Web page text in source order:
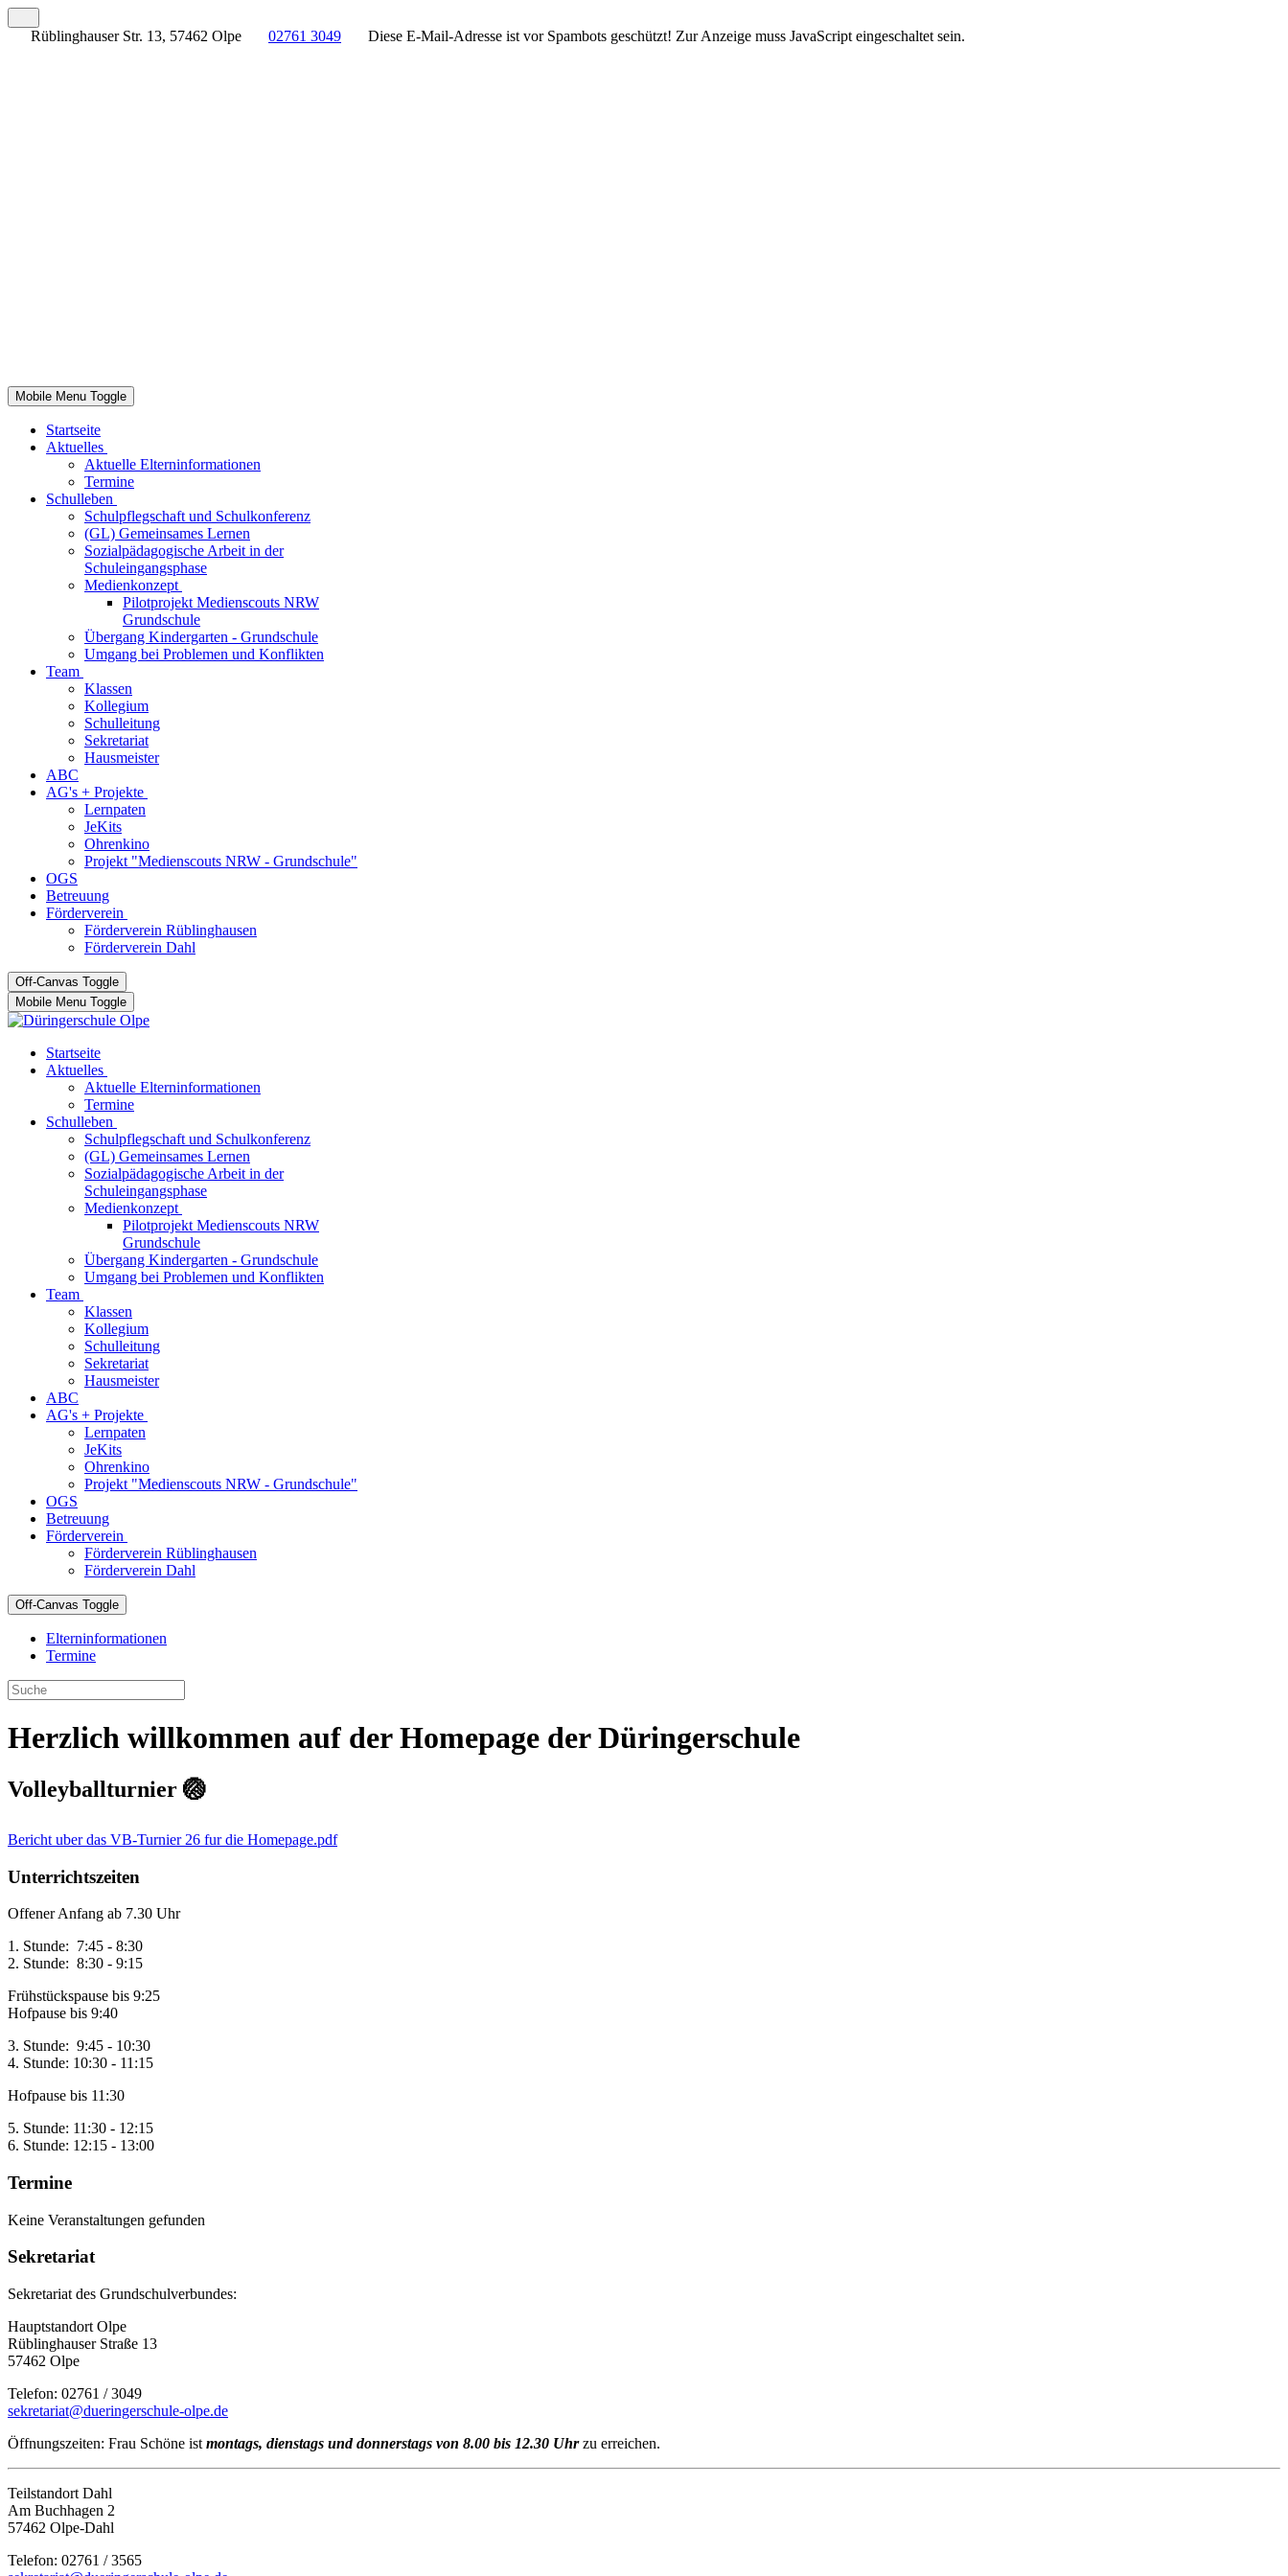
Rüblinghauser Str. 13, 57462 Olpe 02761 3049 Diese E-Mail-Adresse ist vor Spambots geschützt! Zur Anzeige muss JavaScript eingeschaltet sein.
Mobile Menu Toggle
Startseite
Aktuelles
Aktuelle Elterninformationen
Termine
Schulleben
Schulpflegschaft und Schulkonferenz
(GL) Gemeinsames Lernen
Sozialpädagogische Arbeit in der
Schuleingangsphase
Medienkonzept
Pilotprojekt Medienscouts NRW
Grundschule
Übergang Kindergarten - Grundschule
Umgang bei Problemen und Konflikten
Team
Klassen
Kollegium
Schulleitung
Sekretariat
Hausmeister
ABC
AG's + Projekte
Lernpaten
JeKits
Ohrenkino
Projekt "Medienscouts NRW - Grundschule"
OGS
Betreuung
Förderverein
Förderverein Rüblinghausen
Förderverein Dahl
Off-Canvas Toggle
Mobile Menu Toggle
Startseite
Aktuelles
Aktuelle Elterninformationen
Termine
Schulleben
Schulpflegschaft und Schulkonferenz
(GL) Gemeinsames Lernen
Sozialpädagogische Arbeit in der
Schuleingangsphase
Medienkonzept
Pilotprojekt Medienscouts NRW
Grundschule
Übergang Kindergarten - Grundschule
Umgang bei Problemen und Konflikten
Team
Klassen
Kollegium
Schulleitung
Sekretariat
Hausmeister
ABC
AG's + Projekte
Lernpaten
JeKits
Ohrenkino
Projekt "Medienscouts NRW - Grundschule"
OGS
Betreuung
Förderverein
Förderverein Rüblinghausen
Förderverein Dahl
Off-Canvas Toggle
Elterninformationen
Termine
Herzlich willkommen auf der Homepage der Düringerschule
Volleyballturnier 🏐
Bericht uber das VB-Turnier 26 fur die Homepage.pdf
Unterrichtszeiten
Offener Anfang ab 7.30 Uhr
1. Stunde: 7:45 - 8:30
2. Stunde: 8:30 - 9:15
Frühstückspause bis 9:25
Hofpause bis 9:40
3. Stunde: 9:45 - 10:30
4. Stunde: 10:30 - 11:15
Hofpause bis 11:30
5. Stunde: 11:30 - 12:15
6. Stunde: 12:15 - 13:00
Termine
Keine Veranstaltungen gefunden
Sekretariat
Sekretariat des Grundschulverbundes:
Hauptstandort Olpe
Rüblinghauser Straße 13
57462 Olpe
Telefon: 02761 / 3049
sekretariat@dueringerschule-olpe.de
Öffnungszeiten: Frau Schöne ist montags, dienstags und donnerstags von 8.00 bis 12.30 Uhrzu erreichen.
Teilstandort Dahl
Am Buchhagen 2
57462 Olpe-Dahl
Telefon: 02761 / 3565